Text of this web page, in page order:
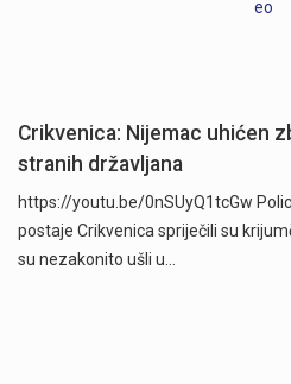
Crikvenica: Nijemac uhićen
stranih državljana
https://youtu.be/0nSUyQ1tcGw
postaje Crikvenica spriječili su
su nezakonito ušli u…